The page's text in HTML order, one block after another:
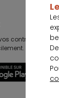
contrats
Garantie 0